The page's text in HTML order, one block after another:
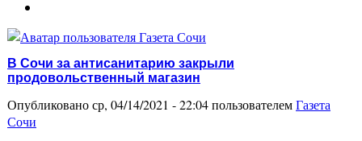
В Сочи за антисанитарию закрыли
продовольственный магазин
Опубликовано ср, 04/14/2021 - 22:04 пользователемГазета
Сочи